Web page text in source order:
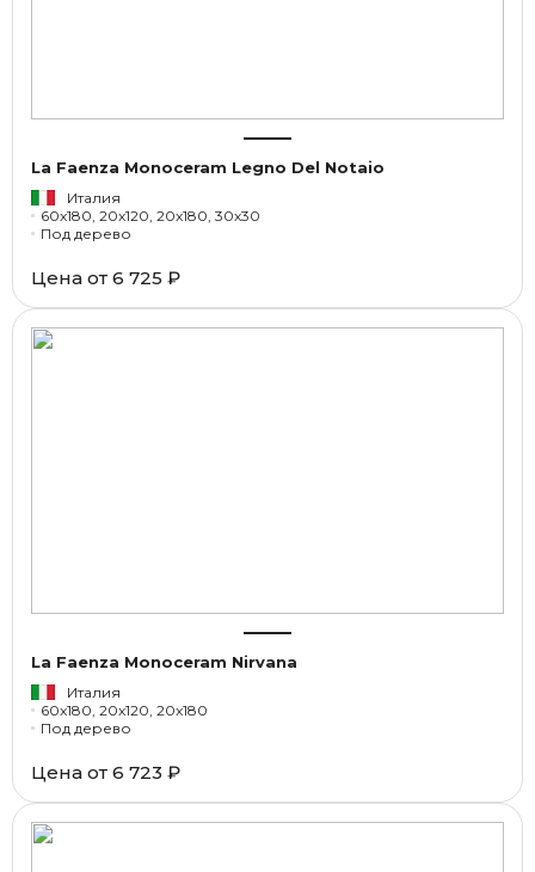
La Faenza Monoceram Legno Del Notaio
Италия
60x180, 20x120, 20x180, 30x30
Под дерево
Цена от 6 725 ₽
La Faenza Monoceram Nirvana
Италия
60x180, 20x120, 20x180
Под дерево
Цена от 6 723 ₽